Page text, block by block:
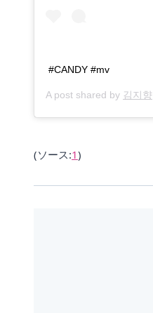
#CANDY #mv
A post shared by 김지향
(ソース:1)